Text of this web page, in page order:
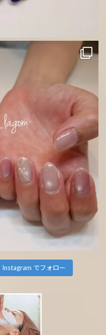
Instagram でフォロー